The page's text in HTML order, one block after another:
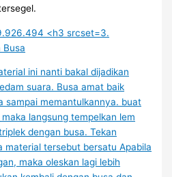
3.
Busa
ini nanti bakal dijadikan
suara. Busa amat baik
sampai memantulkannya. buat
langsung tempelkan lem
dengan busa. Tekan
material tersebut bersatu Apabila
maka oleskan lagi lebih